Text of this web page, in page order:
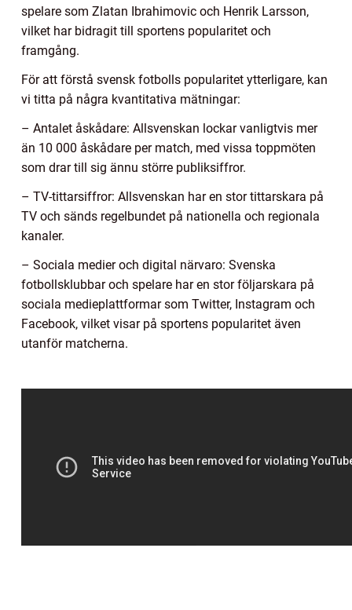
spelare som Zlatan Ibrahimovic och Henrik Larsson,
vilket har bidragit till sportens popularitet och
framgång.
För att förstå svensk fotbolls popularitet ytterligare, kan
vi titta på några kvantitativa mätningar:
– Antalet åskådare: Allsvenskan lockar vanligtvis mer
än 10 000 åskådare per match, med vissa toppmöten
som drar till sig ännu större publiksiffror.
– TV-tittarsiffror: Allsvenskan har en stor tittarskara på
TV och sänds regelbundet på nationella och regionala
kanaler.
– Sociala medier och digital närvaro: Svenska
fotbollsklubbar och spelare har en stor följarskara på
sociala medieplattformar som Twitter, Instagram och
Facebook, vilket visar på sportens popularitet även
utanför matcherna.